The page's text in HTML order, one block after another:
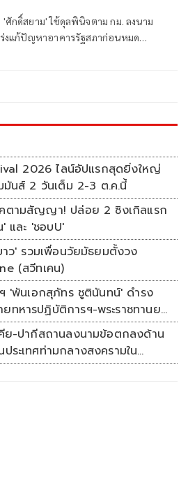
ศักดิ์สยาม' ใช้ดุลพินิจตาม กม. ลงนาม
งแก้ปัญหาอาคารรัฐสภาก่อนหมด
2026 ไลน์อัปแรกสุดยิ่งใหญ่
มันส์ 2 วันเต็ม 2-3 ต.ค.นี้
ตามสัญญา! ปล่อย 2 ซิงเกิลแรก
' และ 'ชอบU'
ว' รวมเพื่อนวัยมัธยมตั้งวง
(สวีทเคน)
'พันเอกสุภัทร ชูตินันทน์' ดำรง
ทหารปฏิบัติการฯ-พระราชทานยศ
ย-ปากีสถานลงนามข้อตกลงด้าน
ระเทศท่ามกลางสงครามใน